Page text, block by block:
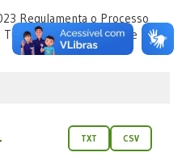
Regulamenta o Processo
nas Eleições de 2023
TXT CSV